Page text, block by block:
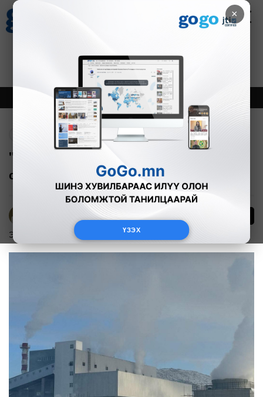
×
ҮЗЭХ
Зурхай
8.06
Онцлох Шинэ
"Тосон" дулааны цахилгаан станцыг
сүлжээнд залгалаа
Б.Эрдэнэчимэг
Эдийн засаг 2025-01-19